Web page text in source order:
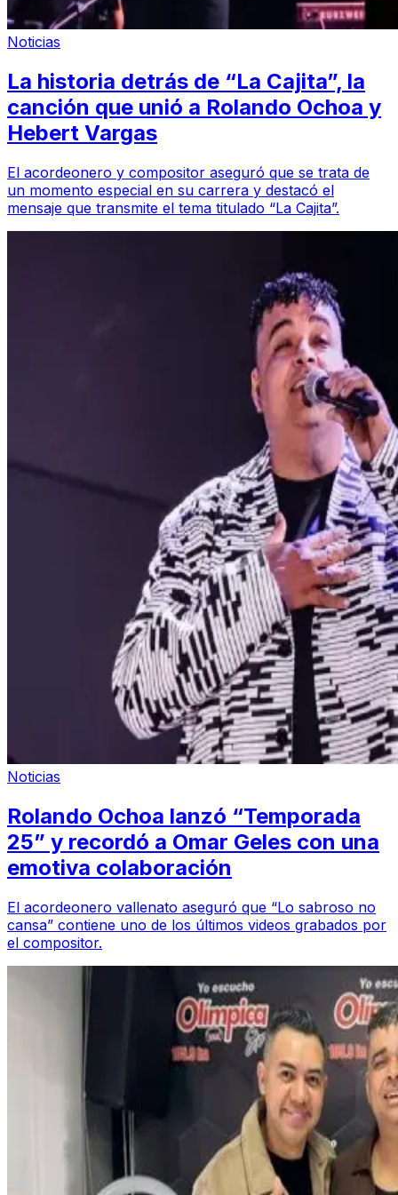
Noticias
La historia detrás de “La Cajita”, la
canción que unió a Rolando Ochoa y
Hebert Vargas
El acordeonero y compositor aseguró que se trata de
un momento especial en su carrera y destacó el
mensaje que transmite el tema titulado “La Cajita”.
Noticias
Rolando Ochoa lanzó “Temporada
25” y recordó a Omar Geles con una
emotiva colaboración
El acordeonero vallenato aseguró que “Lo sabroso no
cansa” contiene uno de los últimos videos grabados por
el compositor.